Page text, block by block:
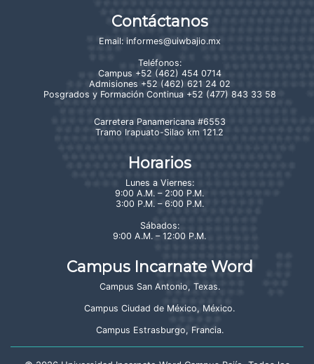
Contáctanos
Email: informes@uiwbajio.mx
Teléfonos:
Campus +52 (462) 454 0714
Admisiones +52 (462) 621 24 02
Posgrados y Formación Continua +52 (477) 843 33 58
Carretera Panamericana #6553
Tramo Irapuato-Silao km 121.2
Horarios
Lunes a Viernes:
9:00 A.M. – 2:00 P.M.
3:00 P.M. – 6:00 P.M.
Sábados:
9:00 A.M. – 12:00 P.M.
Campus Incarnate Word
Campus San Antonio, Texas.
Campus Ciudad de México, México.
Campus Estrasburgo, Francia.